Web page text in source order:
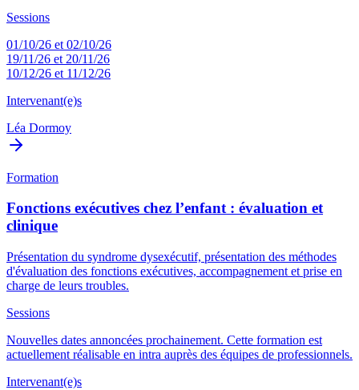
Sessions
01/10/26 et 02/10/26
19/11/26 et 20/11/26
10/12/26 et 11/12/26
Intervenant(e)s
Léa Dormoy
Formation
Fonctions exécutives chez l’enfant : évaluation et
clinique
Présentation du syndrome dysexécutif, présentation des méthodes
d'évaluation des fonctions exécutives, accompagnement et prise en
charge de leurs troubles.
Sessions
Nouvelles dates annoncées prochainement. Cette formation est
actuellement réalisable en intra auprès des équipes de professionnels.
Intervenant(e)s